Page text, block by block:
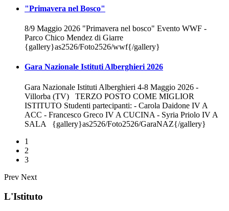
"Primavera nel Bosco"
8/9 Maggio 2026 "Primavera nel bosco" Evento WWF -
Parco Chico Mendez di Giarre
{gallery}as2526/Foto2526/wwf{/gallery}
Gara Nazionale Istituti Alberghieri 2026
Gara Nazionale Istituti Alberghieri 4-8 Maggio 2026 -
Villorba (TV) TERZO POSTO COME MIGLIOR
ISTITUTO Studenti partecipanti: - Carola Daidone IV A
ACC - Francesco Greco IV A CUCINA - Syria Priolo IV A
SALA {gallery}as2526/Foto2526/GaraNAZ{/gallery}
1
2
3
Prev Next
L'Istituto